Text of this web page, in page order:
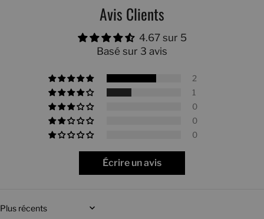
Avis Clients
4.67 sur 5
Basé sur 3 avis
2
1
0
0
0
Écrire un avis
Sort by